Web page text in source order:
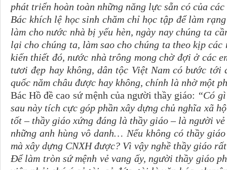
phát triển hoàn toàn những năng lực sẵn có của các
Bác khích lệ học sinh chăm chỉ học tập để làm
làm cho nước nhà bị yếu hèn, ngày nay chúng ta
lại cho chúng ta, làm sao cho chúng ta theo kịp
kiến thiết đó, nước nhà trông mong chờ đợi ở các
tươi đẹp hay không, dân tộc Việt Nam có bước
quốc năm châu được hay không, chính là nhờ một
Bác Hồ đề cao sứ mệnh của người thầy giáo: “Có
sau này tích cực góp phần xây dựng chủ nghĩa xã
tốt – thầy giáo xứng đáng là thầy giáo – là người
những anh hùng vô danh… Nếu không có thầy
mà xây dựng CNXH được? Vì vậy nghề thầy giáo
Ðể làm tròn sứ mệnh vẻ vang ấy, người thầy giáo